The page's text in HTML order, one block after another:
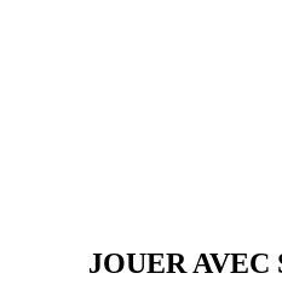
JOUER AVEC